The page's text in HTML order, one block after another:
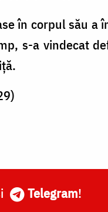
în corpul său a
s-a vindecat
Telegram!